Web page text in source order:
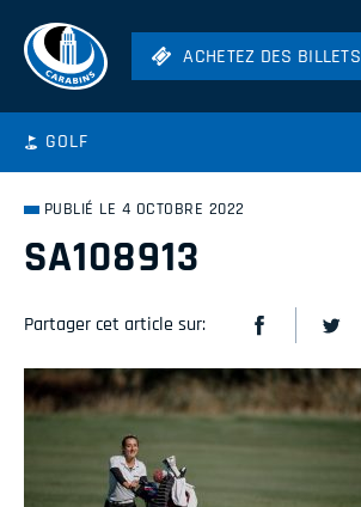
ACHETEZ DES BILLETS
ACHETEZ DES BILLETS
GOLF
PUBLIÉ LE 4 OCTOBRE 2022
SA108913
Partager cet article sur: